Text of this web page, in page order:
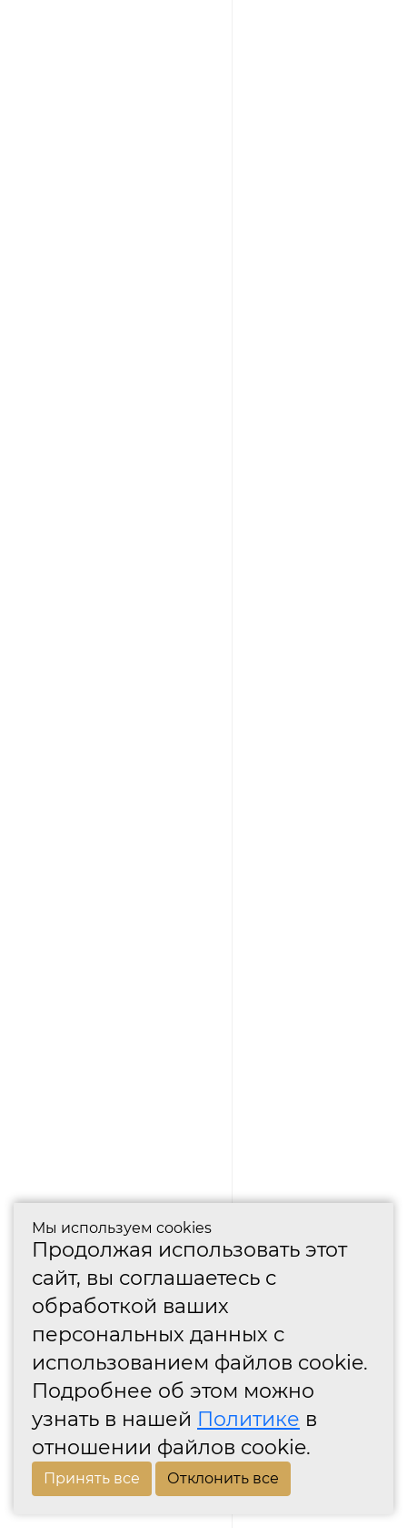
Мы используем cookies
Продолжая использовать этот
сайт, вы соглашаетесь с
обработкой ваших
персональных данных с
использованием файлов cookie.
Подробнее об этом можно
узнать в нашей Политике в
отношении файлов cookie.
Принять все Отклонить все